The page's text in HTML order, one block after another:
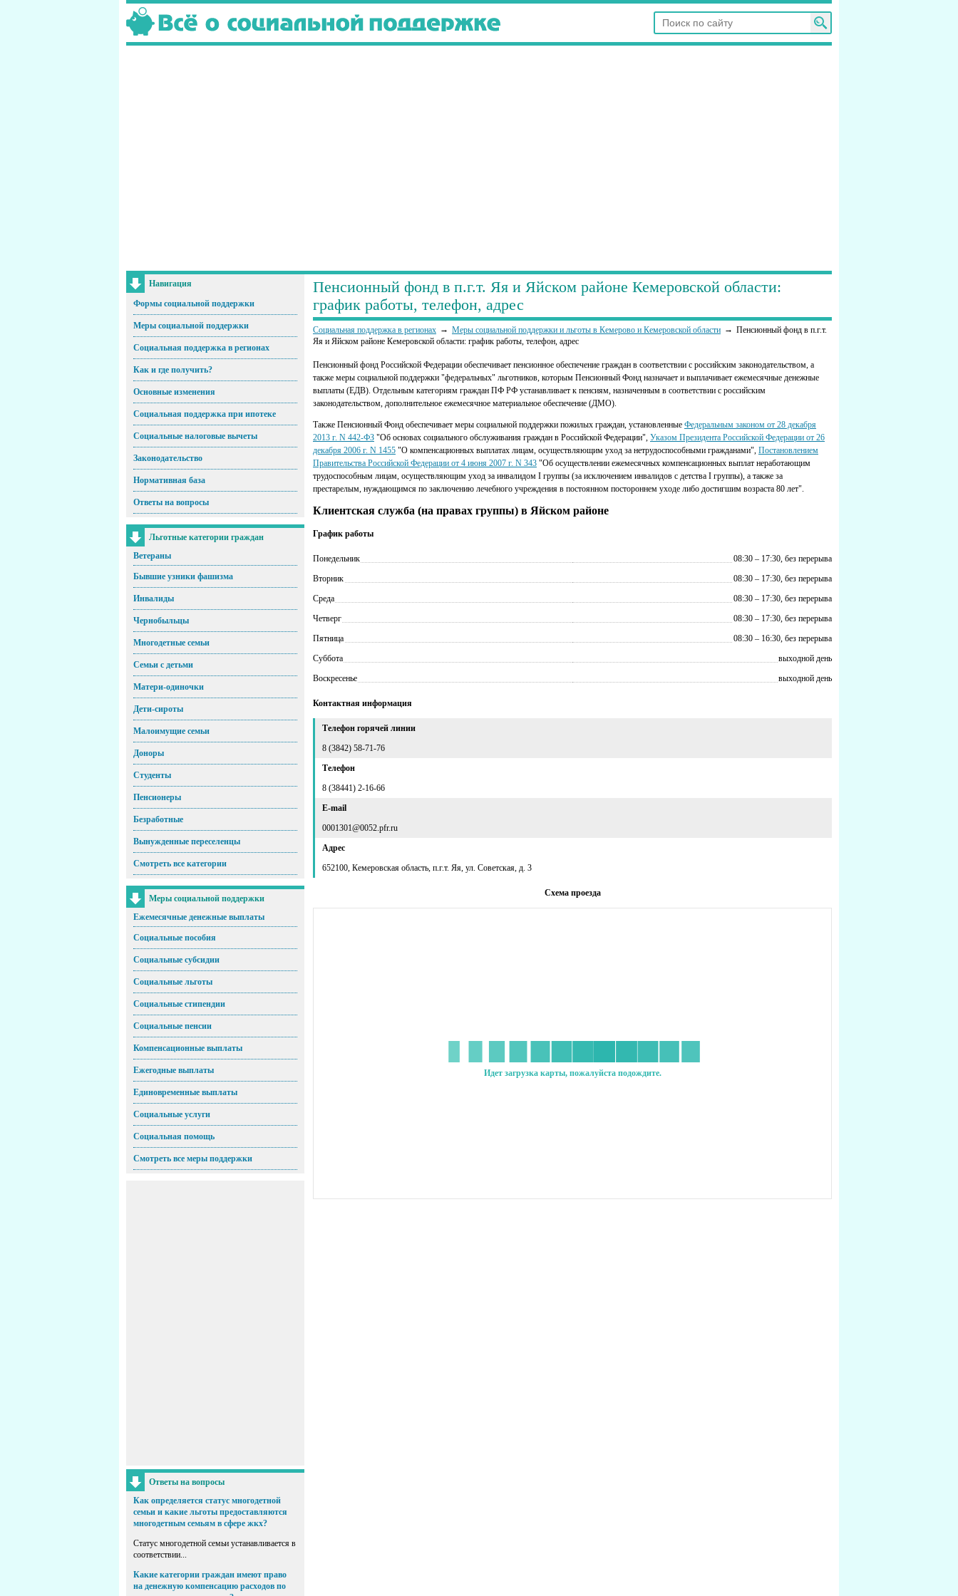
Навигация
Формы социальной поддержки
Меры социальной поддержки
Социальная поддержка в регионах
Как и где получить?
Основные изменения
Социальная поддержка при ипотеке
Социальные налоговые вычеты
Законодательство
Нормативная база
Ответы на вопросы
Льготные категории граждан
Ветераны
Бывшие узники фашизма
Инвалиды
Чернобыльцы
Многодетные семьи
Семьи с детьми
Матери-одиночки
Дети-сироты
Малоимущие семьи
Доноры
Студенты
Пенсионеры
Безработные
Вынужденные переселенцы
Смотреть все категории
Меры социальной поддержки
Ежемесячные денежные выплаты
Социальные пособия
Социальные субсидии
Социальные льготы
Социальные стипендии
Социальные пенсии
Компенсационные выплаты
Ежегодные выплаты
Единовременные выплаты
Социальные услуги
Социальная помощь
Смотреть все меры поддержки
Ответы на вопросы
Как определяется статус многодетной
семьи и какие льготы предоставляются
многодетным семьям в сфере жкх?
Статус многодетной семьи устанавливается в
соответствии...
Какие категории граждан имеют право
на денежную компенсацию расходов по
Пенсионный фонд в п.г.т. Яя и Яйском районе Кемеровской области:
график работы, телефон, адрес
Социальная поддержка в регионах Меры социальной поддержки и льготы в Кемерово и Кемеровской области
Пенсионный фонд в п.г.т.
Яя и Яйском районе Кемеровской области: график работы, телефон, адрес
Пенсионный фонд Российской Федерации обеспечивает пенсионное обеспечение граждан в соответствии с российским законодательством, а
также меры социальной поддержки "федеральных" льготников, которым Пенсионный Фонд назначает и выплачивает ежемесячные денежные
выплаты (ЕДВ). Отдельным категориям граждан ПФ РФ устанавливает к пенсиям, назначенным в соответствии с российским
законодательством, дополнительное ежемесячное материальное обеспечение (ДМО).
Также Пенсионный Фонд обеспечивает меры социальной поддержки пожилых граждан, установленные Федеральным законом от 28 декабря
2013 г. N 442-ФЗ "Об основах социального обслуживания граждан в Российской Федерации", Указом Президента Российской Федерации от 26
декабря 2006 г. N 1455 "О компенсационных выплатах лицам, осуществляющим уход за нетрудоспособными гражданами", Постановлением
Правительства Российской Федерации от 4 июня 2007 г. N 343 "Об осуществлении ежемесячных компенсационных выплат неработающим
трудоспособным лицам, осуществляющим уход за инвалидом I группы (за исключением инвалидов с детства I группы), а также за
престарелым, нуждающимся по заключению лечебного учреждения в постоянном постороннем уходе либо достигшим возраста 80 лет".
Клиентская служба (на правах группы) в Яйском районе
График работы
Понедельник
08:30 – 17:30, без перерыва
Вторник
08:30 – 17:30, без перерыва
Среда
08:30 – 17:30, без перерыва
Четверг
08:30 – 17:30, без перерыва
Пятница
08:30 – 16:30, без перерыва
Суббота
выходной день
Воскресенье
выходной день
Контактная информация
Телефон горячей линии
8 (3842) 58-71-76
Телефон
8 (38441) 2-16-66
E-mail
0001301@0052.pfr.ru
Адрес
652100, Кемеровская область, п.г.т. Яя, ул. Советская, д. 3
Схема проезда